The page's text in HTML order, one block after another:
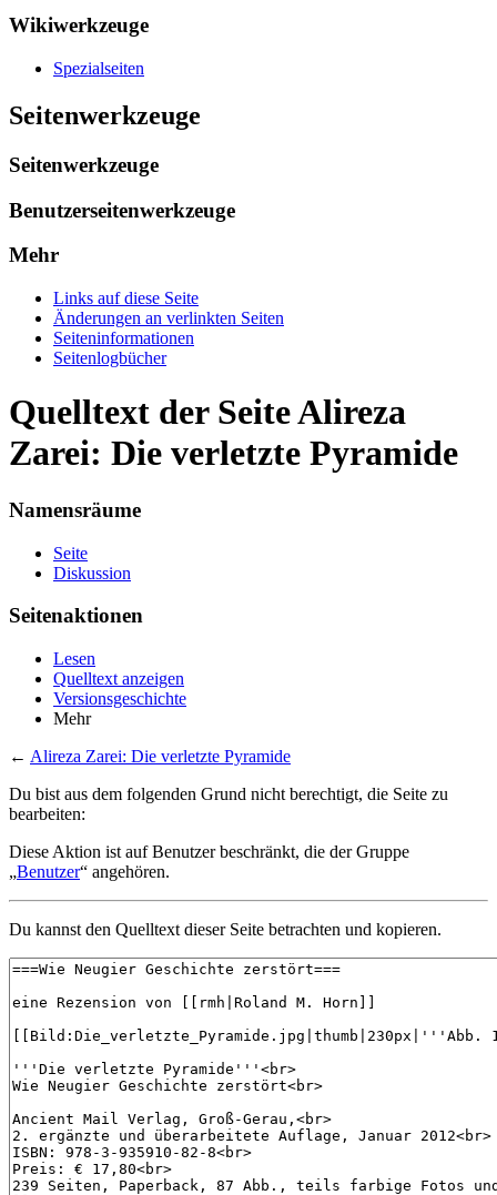
Wikiwerkzeuge
Spezialseiten
Seitenwerkzeuge
Seitenwerkzeuge
Benutzerseitenwerkzeuge
Mehr
Links auf diese Seite
Änderungen an verlinkten Seiten
Seiten­informationen
Seitenlogbücher
Quelltext der Seite Alireza
Zarei: Die verletzte Pyramide
Namensräume
Seite
Diskussion
Seitenaktionen
Lesen
Quelltext anzeigen
Versionsgeschichte
Mehr
← Alireza Zarei: Die verletzte Pyramide
Du bist aus dem folgenden Grund nicht berechtigt, die Seite zu
bearbeiten:
Diese Aktion ist auf Benutzer beschränkt, die der Gruppe
„Benutzer“ angehören.
Du kannst den Quelltext dieser Seite betrachten und kopieren.